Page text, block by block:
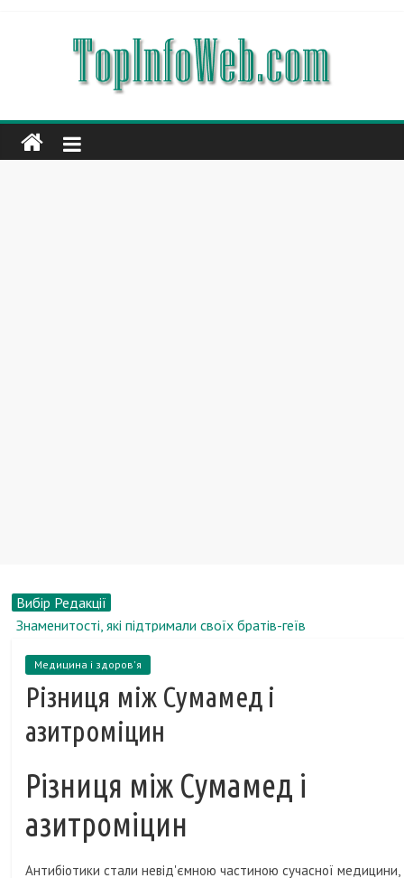
Вибір Редакції
Знаменитості, які підтримали своїх братів-геїв
Кредити росіян будуть записувати в паспорт
Рейтинг самих які важко книг в історії
Тімоті Лірі, біографія, новини, фото
Медицина і здоров'я
Різниця між Сумамед і
азитроміцин
Різниця між Сумамед і
азитроміцин
Антибіотики стали невід'ємною частиною сучасної медицини,